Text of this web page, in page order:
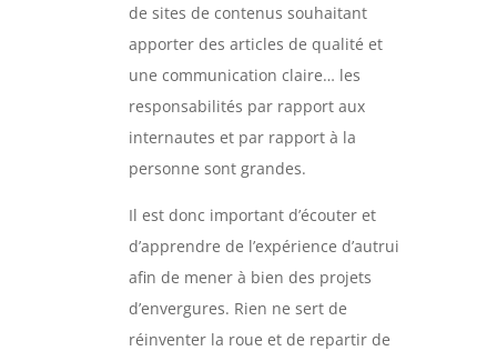
de sites de contenus souhaitant
apporter des articles de qualité et
une communication claire… les
responsabilités par rapport aux
internautes et par rapport à la
personne sont grandes.
Il est donc important d’écouter et
d’apprendre de l’expérience d’autrui
afin de mener à bien des projets
d’envergures. Rien ne sert de
réinventer la roue et de repartir de